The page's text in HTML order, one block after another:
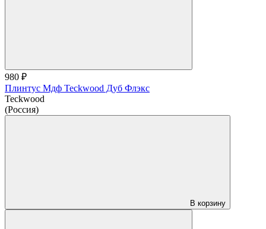
980 ₽
Плинтус Мдф Teckwood Дуб Флэкс
Teckwood
(Россия)
В корзину